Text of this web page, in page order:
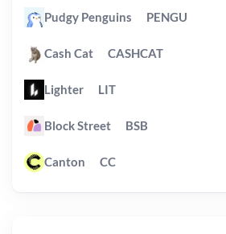
Pudgy Penguins PENGU
Cash Cat CASHCAT
Lighter LIT
Block Street BSB
Canton CC